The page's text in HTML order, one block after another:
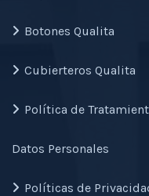
Botones Qualita
Cubierteros Qualita
Política de
Datos Personales
Políticas de